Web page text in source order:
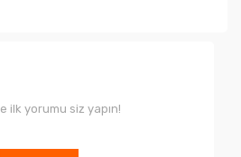
ilk yorumu siz yapın!